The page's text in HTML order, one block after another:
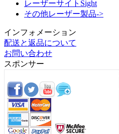
レーザーサイトSight
その他レーザー製品->
インフォメーション
配送と返品について
お問い合わせ
スポンサー